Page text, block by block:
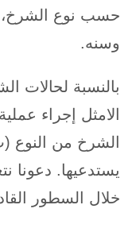
حسب نوع الشرخ،
وسنه.
بالنسبة لحالات
الامثل إجراء
الشرخ من النوع
يستدعيها. دعونا
خلال السطور